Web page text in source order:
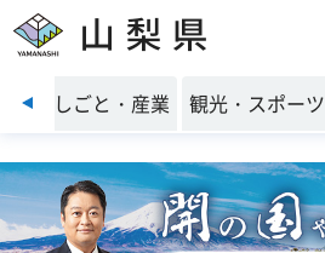
山梨県
前のスライドを表示
境 しごと・産業 観光・スポーツ